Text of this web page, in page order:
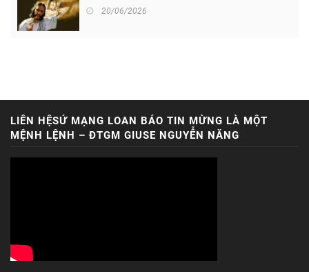
20/06/2026
LIÊN HỆSỨ MẠNG LOAN BÁO TIN MỪNG LÀ MỘT
MỆNH LỆNH – ĐTGM GIUSE NGUYỄN NĂNG